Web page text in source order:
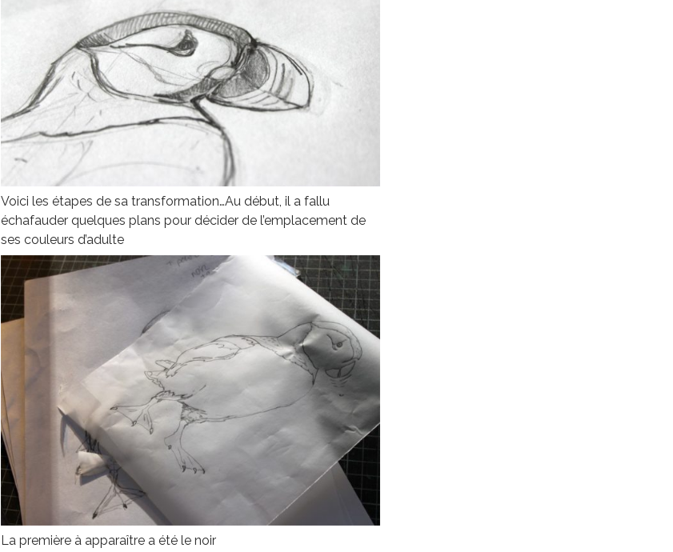
Voici les étapes de sa transformation…Au début, il a fallu
échafauder quelques plans pour décider de l’emplacement de
ses couleurs d’adulte
La première à apparaître a été le noir